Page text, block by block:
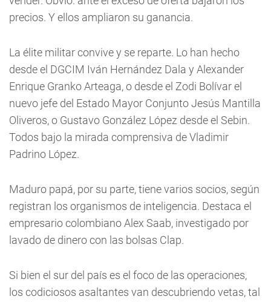
precios. Y ellos ampliaron su ganancia.
La élite militar convive y se reparte. Lo han hecho
desde el DGCIM Iván Hernández Dala y Alexander
Enrique Granko Arteaga, o desde el Zodi Bolívar el
nuevo jefe del Estado Mayor Conjunto Jesús Mantilla
Oliveros, o Gustavo González López desde el Sebin.
Todos bajo la mirada comprensiva de Vladimir
Padrino López.
Maduro papá, por su parte, tiene varios socios, según
registran los organismos de inteligencia. Destaca el
empresario colombiano Alex Saab, investigado por
lavado de dinero con las bolsas Clap.
Si bien el sur del país es el foco de las operaciones,
los codiciosos asaltantes van descubriendo vetas, tal